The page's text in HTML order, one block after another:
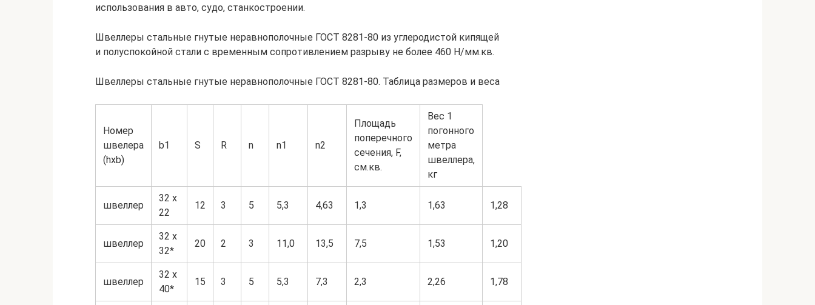
использования в авто, судо, станкостроении.
Швеллеры стальные гнутые неравнополочные ГОСТ 8281-80 из углеродистой кипящей
и полуспокойной стали с временным сопротивлением разрыву не более 460 Н/мм.кв.
Швеллеры стальные гнутые неравнополочные ГОСТ 8281-80. Таблица размеров и веса
Номер
швелера
(hхb)
b1 S R n n1 n2
Площадь
поперечного
сечения, F,
см.кв.
Вес 1
погонного
метра
швеллера,
кг
швеллер
32 х
22
12 3 5 5,3 4,63 1,3 1,63 1,28
швеллер
32 х
32*
20 2 3 11,0 13,5 7,5 1,53 1,20
швеллер
32 х
40*
15 3 5 5,3 7,3 2,3 2,26 1,78